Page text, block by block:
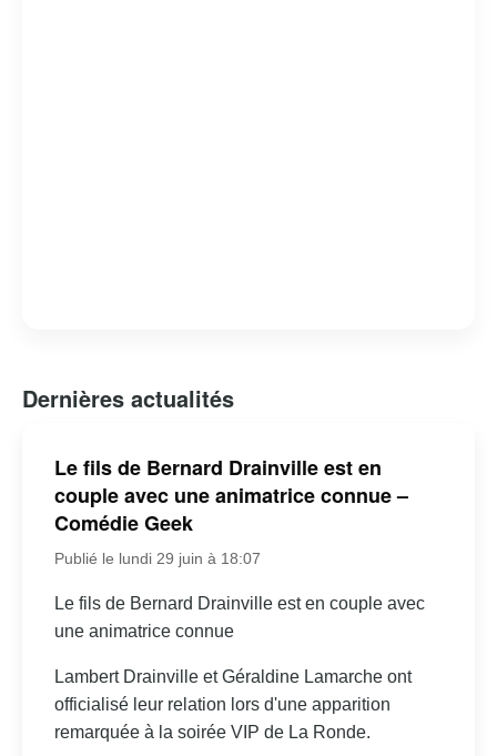
Dernières actualités
Le fils de Bernard Drainville est en
couple avec une animatrice connue –
Comédie Geek
Publié le lundi 29 juin à 18:07
Le fils de Bernard Drainville est en couple avec
une animatrice connue
Lambert Drainville et Géraldine Lamarche ont
officialisé leur relation lors d'une apparition
remarquée à la soirée VIP de La Ronde.